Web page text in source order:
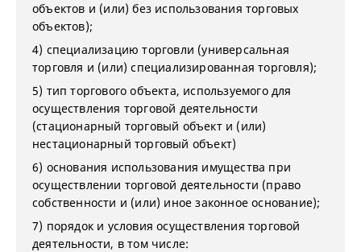
объектов и (или) без использования торговых
объектов);
4) специализацию торговли (универсальная
торговля и (или) специализированная торговля);
5) тип торгового объекта, используемого для
осуществления торговой деятельности
(стационарный торговый объект и (или)
нестационарный торговый объект)
6) основания использования имущества при
осуществлении торговой деятельности (право
собственности и (или) иное законное основание);
7) порядок и условия осуществления торговой
деятельности, в том числе: